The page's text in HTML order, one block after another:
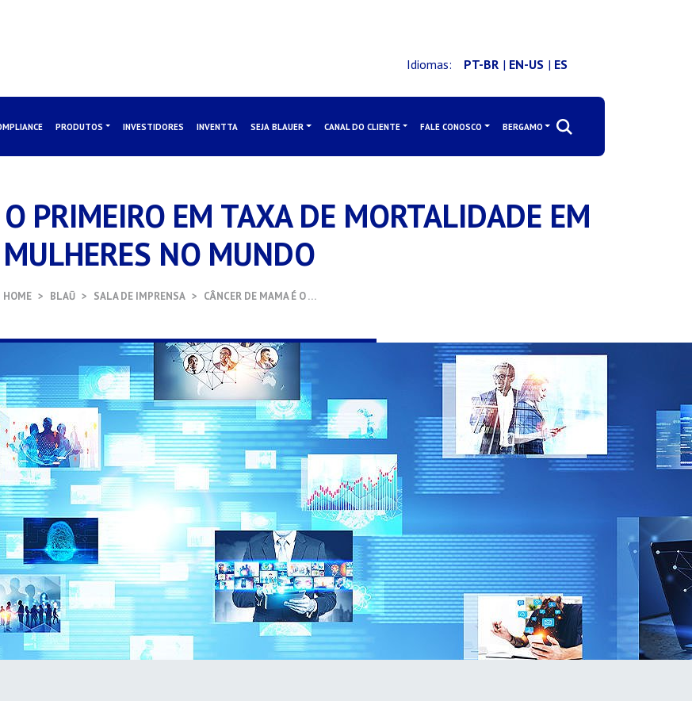
Idiomas: PT-BR | EN-US | ES
PRODUTOS INVESTIDORES INVENTTA SEJA BLAUER CANAL DO CLIENTE FALE CONOSCO BERGAMO
PRIMEIRO EM TAXA DE MORTALIDADE EM
MULHERES NO MUNDO
HOME BLAŪ SALA DE IMPRENSA CÂNCER DE MAMA É O …